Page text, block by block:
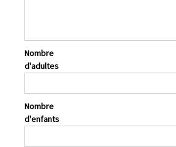
Nombre
d'adultes
Nombre
d'enfants